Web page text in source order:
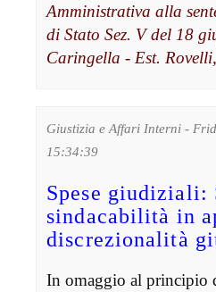
Amministrativa alla
di Stato Sez. V del 18
Caringella - Est.
Giustizia e Affari Interni -
15:34:39
Spese giudiziali:
sindacabilità in
discrezionalità
In omaggio al principio